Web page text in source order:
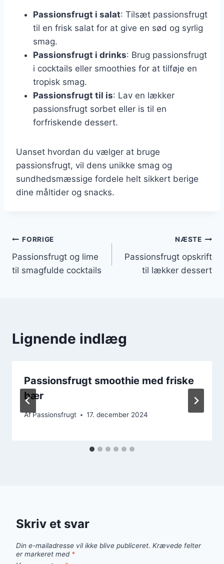
Passionsfrugt i salat: Tilsæt passionsfrugt
til en frisk salat for at give en sød og syrlig
smag.
Passionsfrugt i drinks: Brug passionsfrugt
i cocktails eller smoothies for at tilføje en
tropisk smag.
Passionsfrugt til is: Lav en lækker
passionsfrugt sorbet eller is til en
forfriskende dessert.
Uanset hvordan du vælger at bruge
passionsfrugt, vil dens unikke smag og
sundhedsmæssige fordele helt sikkert berige
dine måltider og snacks.
Indlægsnavigation
FORRIGE
Passionsfrugt og lime
til smagfulde cocktails
NÆSTE
Passionsfrugt opskrift
til lækker dessert
Lignende indlæg
Passionsfrugt smoothie med friske
bær
AfPassionsfrugt 17. december 2024
Skriv et svar
Din e-mailadresse vil ikke blive publiceret. Krævede felter
er markeret med *